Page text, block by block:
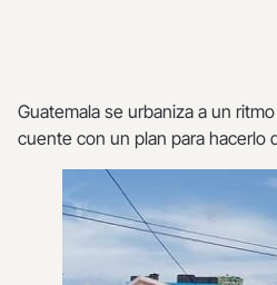
Guatemala se urbaniza a un
cuente con un plan para hacerlo